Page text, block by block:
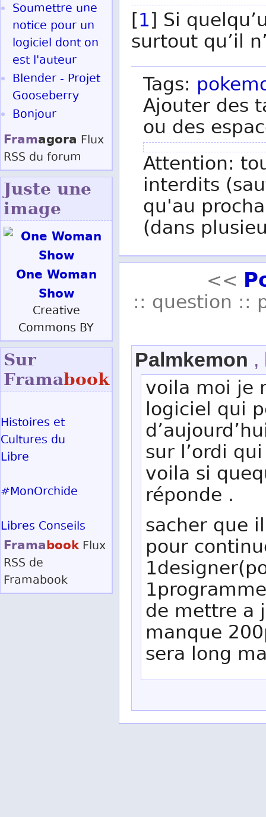
[1] Si
surtout qu’il
Tags:
Ajouter des
ou des
Attention:
interdits
qu'au
(dans
<<
:: question ::
Palmkemon ,
voila moi je
logiciel qui
sur l’ordi
voila si
réponde .
sacher que
pour
de mettre a
manque
sera long
Soumettre une
notice pour un
logiciel dont on
est l'auteur
Blender - Projet
Gooseberry
Bonjour
Framagora Flux
RSS du forum
Juste une
image
One Woman
Show
Creative
Commons BY
Sur
Framabook
Histoires et
Cultures du
Libre
#MonOrchide
Libres Conseils
Framabook Flux
RSS de
Framabook